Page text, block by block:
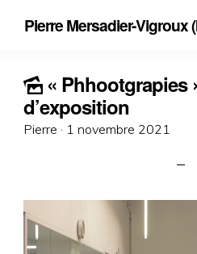
Pierre Mersadier-Vigroux
« Phhootgrapies
d’exposition
Pierre · Posted
1 novembre 2021